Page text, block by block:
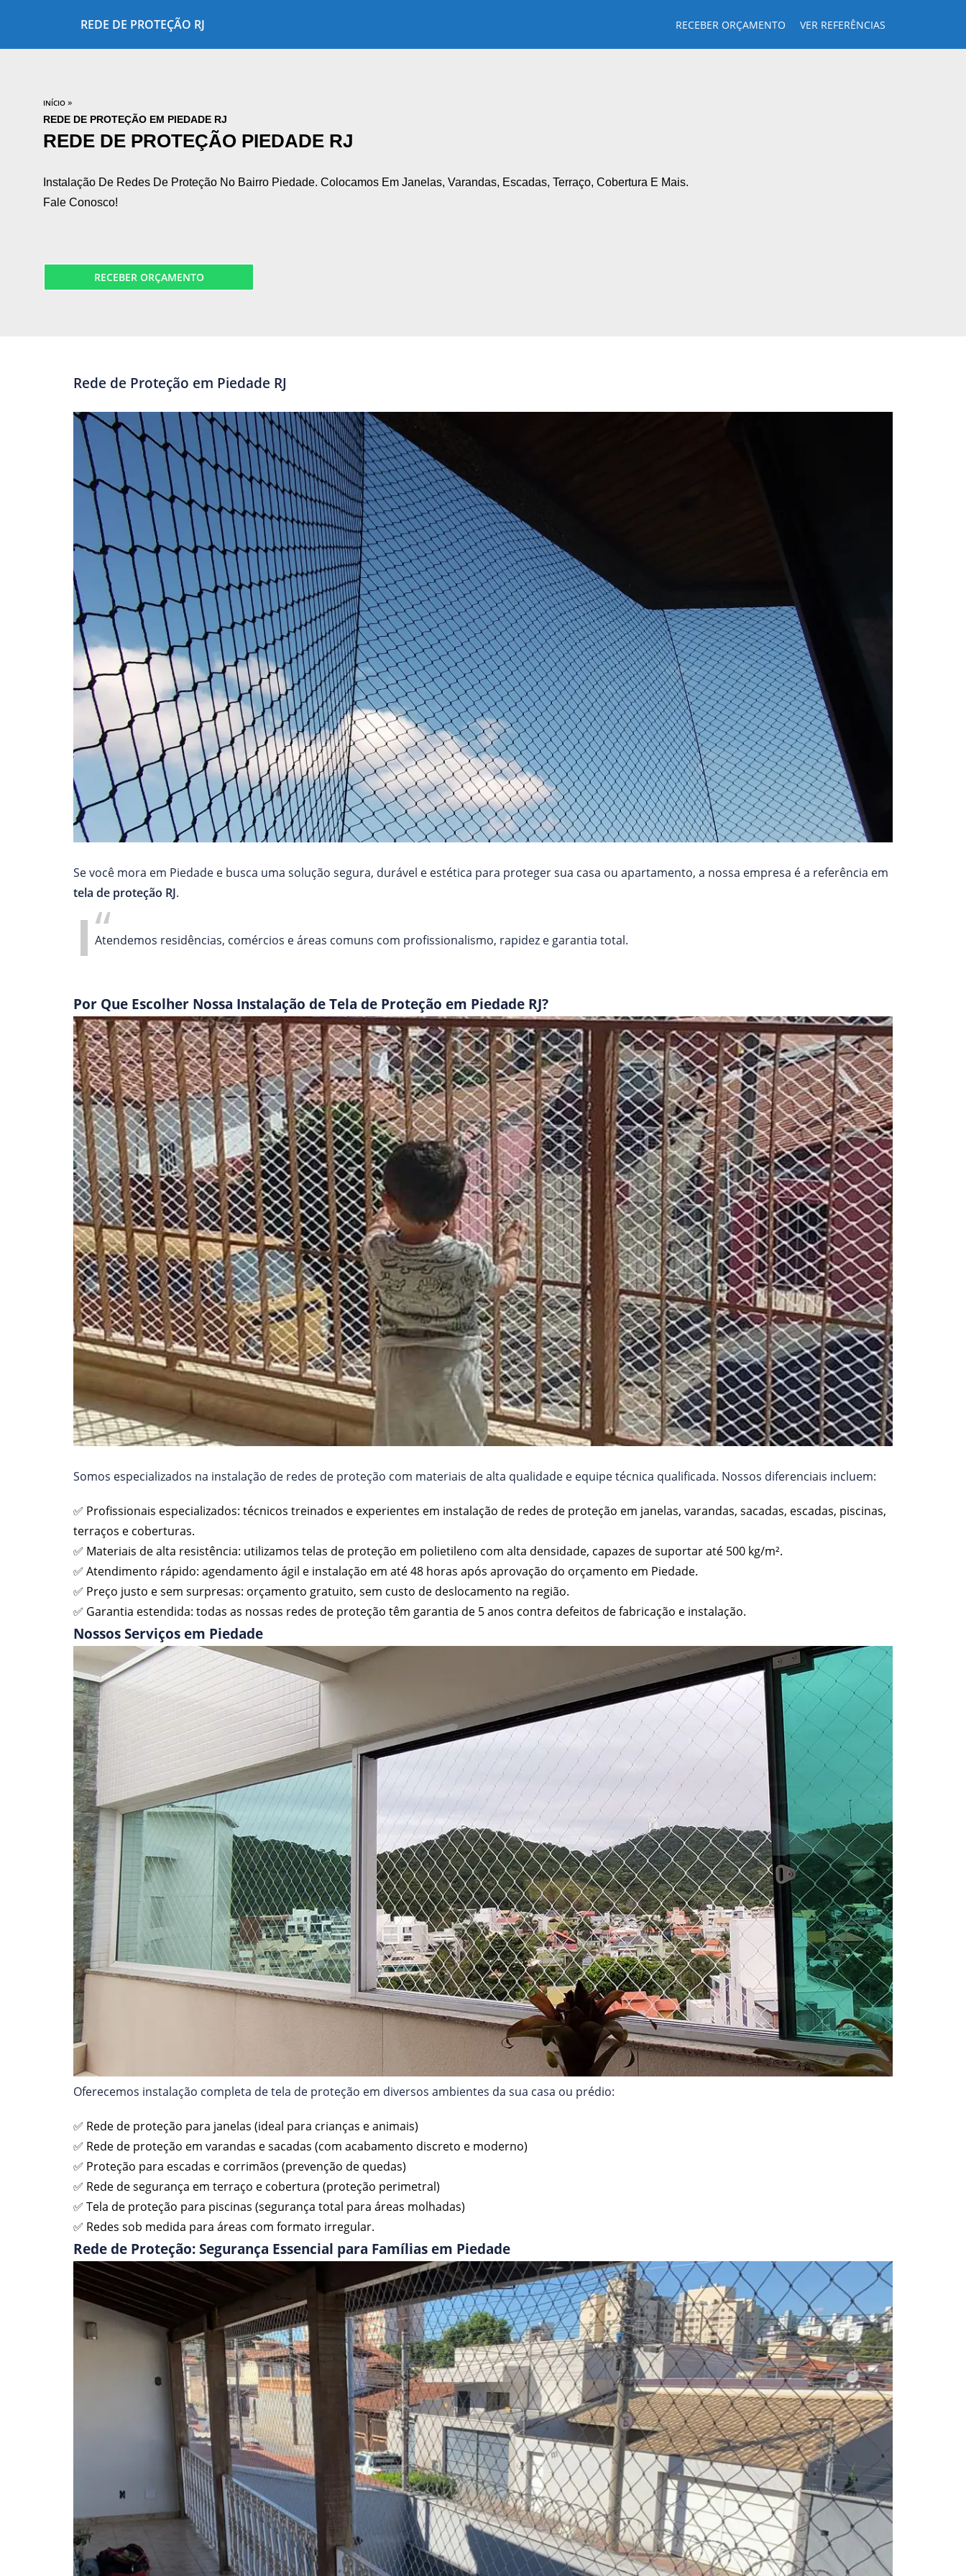
REDE DE PROTEÇÃO RJ RECEBER ORÇAMENTO VER REFERÊNCIAS
INÍCIO »
REDE DE PROTEÇÃO EM PIEDADE RJ
REDE DE PROTEÇÃO PIEDADE RJ
Instalação De Redes De Proteção No Bairro Piedade. Colocamos Em Janelas, Varandas, Escadas, Terraço, Cobertura E Mais.
Fale Conosco!
RECEBER ORÇAMENTO
Rede de Proteção em Piedade RJ
Se você mora em Piedade e busca uma solução segura, durável e estética para proteger sua casa ou apartamento, a nossa empresa é a referência em
tela de proteção RJ.
Atendemos residências, comércios e áreas comuns com profissionalismo, rapidez e garantia total.
Por Que Escolher Nossa Instalação de Tela de Proteção em Piedade RJ?
Somos especializados na instalação de redes de proteção com materiais de alta qualidade e equipe técnica qualificada. Nossos diferenciais incluem:
✅ Profissionais especializados: técnicos treinados e experientes em instalação de redes de proteção em janelas, varandas, sacadas, escadas, piscinas,
terraços e coberturas.
✅ Materiais de alta resistência: utilizamos telas de proteção em polietileno com alta densidade, capazes de suportar até 500 kg/m².
✅ Atendimento rápido: agendamento ágil e instalação em até 48 horas após aprovação do orçamento em Piedade.
✅ Preço justo e sem surpresas: orçamento gratuito, sem custo de deslocamento na região.
✅ Garantia estendida: todas as nossas redes de proteção têm garantia de 5 anos contra defeitos de fabricação e instalação.
Nossos Serviços em Piedade
Oferecemos instalação completa de tela de proteção em diversos ambientes da sua casa ou prédio:
✅ Rede de proteção para janelas (ideal para crianças e animais)
✅ Rede de proteção em varandas e sacadas (com acabamento discreto e moderno)
✅ Proteção para escadas e corrimãos (prevenção de quedas)
✅ Rede de segurança em terraço e cobertura (proteção perimetral)
✅ Tela de proteção para piscinas (segurança total para áreas molhadas)
✅ Redes sob medida para áreas com formato irregular.
Rede de Proteção: Segurança Essencial para Famílias em Piedade